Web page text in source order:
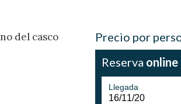
del casco
Precio por
Reserva online
Llegada